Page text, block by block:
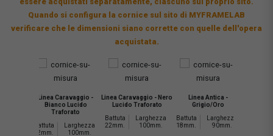
Quando si configura la cornice sul sito di MYFRAMELAB
verificare che le dimensioni siano corrette con quelle dell'opera
acquistata.